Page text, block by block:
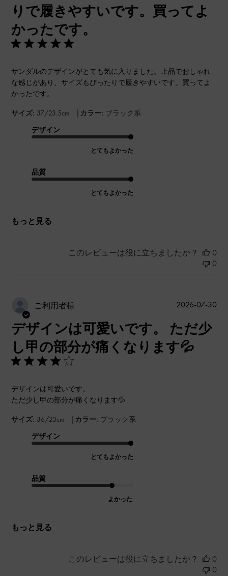
りで履きやすいです。買ってよ
かったです。
サンダルのデザインがとても気に入りました。上品でおしゃれ
な感じがあり、サイズもぴったりで履きやすいです。買ってよ
かったです。
サイズ: 37/23.5cm | カラー: ブラック系
デザイン
とてもよかった
品質
とてもよかった
もっと見る
このレビューは役に立ちましたか？
0
0
ご利用者様
デザインは可愛いです。 ただ少
し甲の部分が痛くなります💦
デザインは可愛いです。
ただ少し甲の部分が痛くなります💦
サイズ: 36/23cm | カラー: ブラック系
デザイン
とてもよかった
品質
よかった
もっと見る
公
2026-07-30
このレビューは役に立ちましたか？
0
0